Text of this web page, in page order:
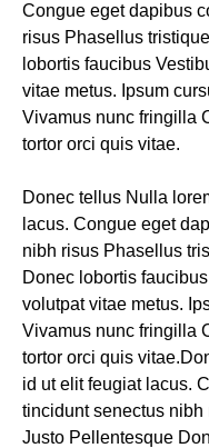
Congue eget dapibus
risus Phasellus
lobortis faucibus
vitae metus. Ipsum
Vivamus nunc fringilla
tortor orci quis vitae.
Donec tellus Nulla
lacus. Congue eget
nibh risus Phasellus
Donec lobortis
volutpat vitae metus.
Vivamus nunc fringilla
tortor orci quis
id ut elit feugiat lacus.
tincidunt senectus
Justo Pellentesque